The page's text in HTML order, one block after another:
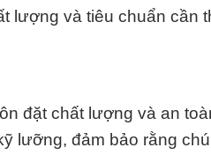
lượng và tiêu chuẩn cần
đặt chất lượng và an
lưỡng, đảm bảo rằng